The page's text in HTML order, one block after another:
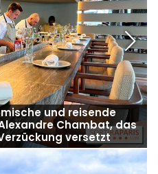
und reisende
Chambat, das
versetzt